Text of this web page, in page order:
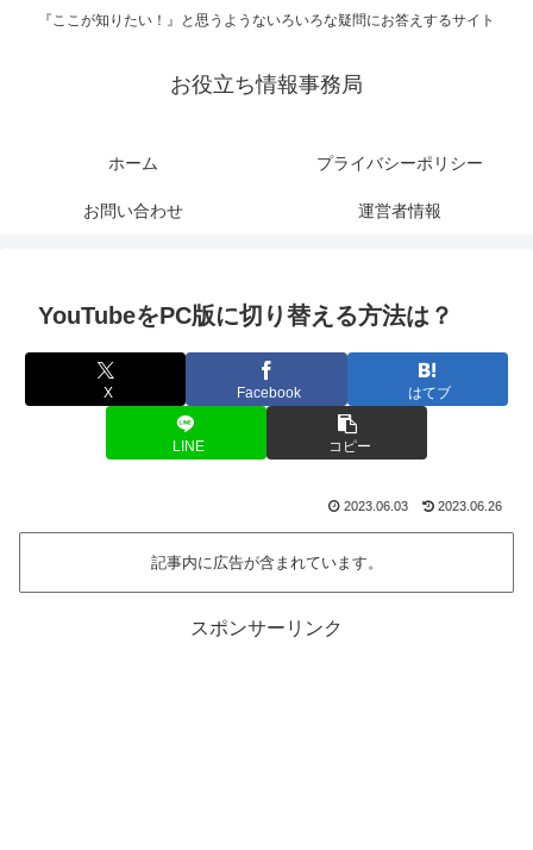
『ここが知りたい！』と思うようないろいろな疑問にお答えするサイト
お役立ち情報事務局
ホーム プライバシーポリシー
お問い合わせ 運営者情報
YouTubeをPC版に切り替える方法は？
X Facebook はてブ
LINE コピー
2023.06.03 2023.06.26
記事内に広告が含まれています。
スポンサーリンク